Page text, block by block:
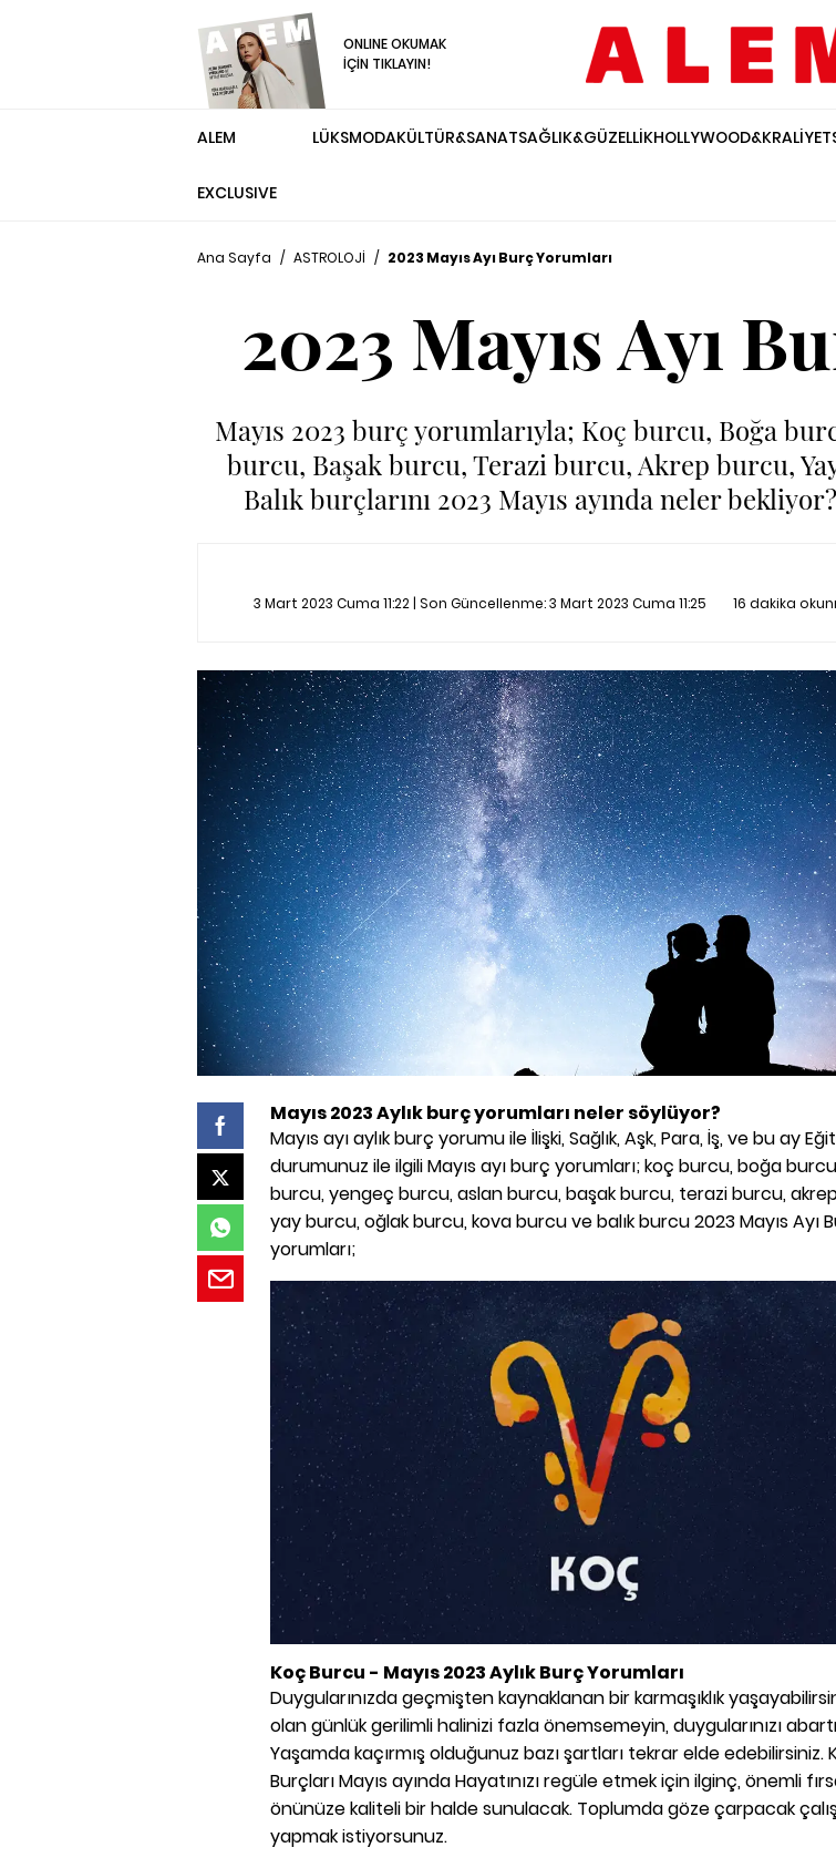
ONLINE OKUMAK
İÇİN TIKLAYIN!
ALEM
EXCLUSIVE
LÜKSMODAKÜLTÜR&SANATSAĞLIK&GÜZELLİKHOLLYWOOD&KRALİYET
Ana Sayfa / ASTROLOJİ / 2023 Mayıs Ayı Burç Yorumları
2023 Mayıs Ayı
Mayıs 2023 burç yorumlarıyla; Koç burcu, Boğa
burcu, Başak burcu, Terazi burcu, Akrep burcu,
Balık burçlarını 2023 Mayıs ayında neler
3 Mart 2023 Cuma 11:22 | Son Güncellenme:3 Mart 2023 Cuma 11:25 16 dakika
Mayıs 2023 Aylık burç yorumları neler söylüyor?
Mayıs ayı aylık burç yorumu ile İlişki, Sağlık, Aşk, Para, İş, ve bu ay
durumunuz ile ilgili Mayıs ayı burç yorumları; koç burcu, boğa
burcu, yengeç burcu, aslan burcu, başak burcu, terazi burcu,
yay burcu, oğlak burcu, kova burcu ve balık burcu 2023 Mayıs Ayı
yorumları;
Koç Burcu - Mayıs 2023 Aylık Burç Yorumları
Duygularınızda geçmişten kaynaklanan bir karmaşıklık
olan günlük gerilimli halinizi fazla önemsemeyin, duygularınızı
Yaşamda kaçırmış olduğunuz bazı şartları tekrar elde edebilirsiniz.
Burçları Mayıs ayında Hayatınızı regüle etmek için ilginç, önemli
önünüze kaliteli bir halde sunulacak. Toplumda göze çarpacak
yapmak istiyorsunuz.